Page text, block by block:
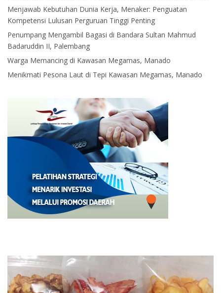
Menjawab Kebutuhan Dunia Kerja, Menaker: Penguatan
Kompetensi Lulusan Perguruan Tinggi Penting
Penumpang Mengambil Bagasi di Bandara Sultan Mahmud
Badaruddin II, Palembang
Warga Memancing di Kawasan Megamas, Manado
Menikmati Pesona Laut di Tepi Kawasan Megamas, Manado